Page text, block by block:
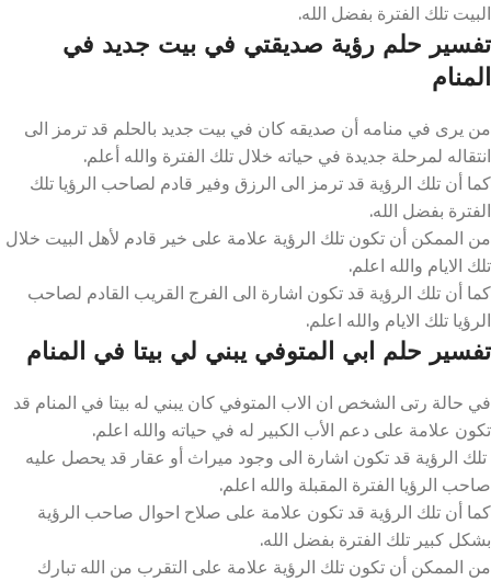
البيت تلك الفترة بفضل الله.
تفسير حلم رؤية صديقتي في بيت جديد في
المنام
من يرى في منامه أن صديقه كان في بيت جديد بالحلم قد ترمز الى
انتقاله لمرحلة جديدة في حياته خلال تلك الفترة والله أعلم.
كما أن تلك الرؤية قد ترمز الى الرزق وفير قادم لصاحب الرؤيا تلك
الفترة بفضل الله.
من الممكن أن تكون تلك الرؤية علامة على خير قادم لأهل البيت خلال
تلك الايام والله اعلم.
كما أن تلك الرؤية قد تكون اشارة الى الفرج القريب القادم لصاحب
الرؤيا تلك الايام والله اعلم.
تفسير حلم ابي المتوفي يبني لي بيتا في المنام
في حالة رتى الشخص ان الاب المتوفي كان يبني له بيتا في المنام قد
تكون علامة على دعم الأب الكبير له في حياته والله اعلم.
تلك الرؤية قد تكون اشارة الى وجود ميراث أو عقار قد يحصل عليه
صاحب الرؤيا الفترة المقبلة والله اعلم.
كما أن تلك الرؤية قد تكون علامة على صلاح احوال صاحب الرؤية
بشكل كبير تلك الفترة بفضل الله.
من الممكن أن تكون تلك الرؤية علامة على التقرب من الله تبارك